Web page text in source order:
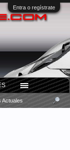
Entra o regístrate
Actuales